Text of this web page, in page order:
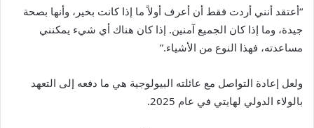
“أعتقد أنني أردت فقط أن أعرف أولاً ما إذا كانت بخير، وأنها بصحة
جيدة، وما إذا كان الجميع آمنين. إذا كان هناك أي شيء يمكنني
مساعدته، فهذا النوع من الأشياء.”
ولعل إعادة التواصل مع عائلته البيولوجية هي ما دفعه إلى التعهد
بالولاء الدولي لهايتي في عام 2025.